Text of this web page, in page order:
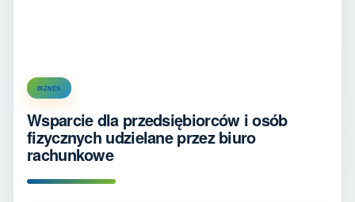
BIZNES
Wsparcie dla przedsiębiorców i osób
fizycznych udzielane przez biuro
rachunkowe